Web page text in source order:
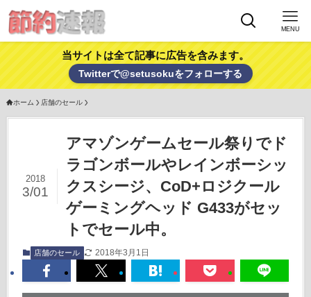
MENU
当サイトは全て記事に広告を含みます。
Twitterで@setusokuをフォローする
ホーム 店舗のセール
アマゾンゲームセール祭りでド
ラゴンボールやレインボーシッ
クスシージ、CoD+ロジクール
ゲーミングヘッド G433がセッ
トでセール中。
2018
3/01
店舗のセール 2018年3月1日